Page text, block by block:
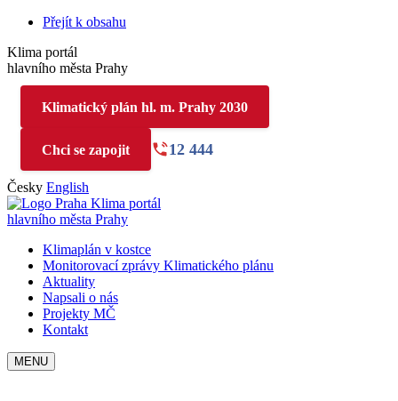
Přejít k obsahu
Klima portál
hlavního města Prahy
Klimatický plán hl. m. Prahy 2030
Chci se zapojit 12 444
Česky English
Klima portál
hlavního města Prahy
Klimaplán v kostce
Monitorovací zprávy Klimatického plánu
Aktuality
Napsali o nás
Projekty MČ
Kontakt
MENU